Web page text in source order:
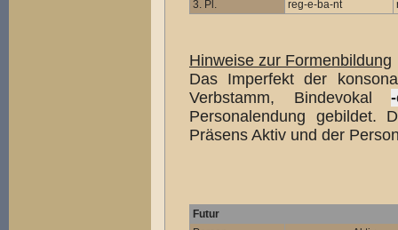
3. Pl.
reg-e-ba-nt
Hinweise zur Formenbildung
Das Imperfekt der
Verbstamm, Bindevokal
Personalendung gebildet.
Präsens Aktiv und der
Futur